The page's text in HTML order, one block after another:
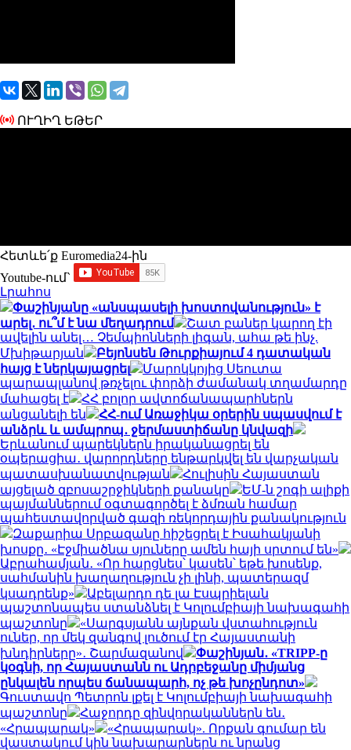
ՈՒՂԻՂ ԵԹԵՐ
Հետևե՛ք Euromedia24-ին
Youtube-ում`
Լրահոս
Փաշինյանը «անսպասելի խոստովանություն» է
արել․ ու՞մ է նա մեղադրում
Շատ բաներ կարող էի
ավելին անել… Չեմպիոնների լիգան, ահա թե ինչ.
Մխիթարյան
Բեյոնսեն Թուրքիայում 4 դատական
հայց է ներկայացրել
Մարոկկոյից Սեուտա
պարապլանով թռչելու փորձի ժամանակ տղամարդը
մահացել է
ՀՀ բոլոր ավտոճանապարհներն
անցանելի են
ՀՀ-ում Առաջիկա օրերին սպասվում է
անձրև և ամպրոպ․ ջերմաստիճանը կնվազի
Երևանում պարեկներն իրականացրել են
օպերացիա․ վարորդները ենթարկվել են վարչական
պատասխանատվության
Հուլիսին Հայաստան
այցելած զբոսաշրջիկների քանակը
ԵՄ-ն շոգի ալիքի
պայմաններում օգտագործել է ձմռան համար
պահեստավորված գազի ռեկորդային քանակություն
Զաքարիա Սրբազանը հիշեցրել է Իսահակյանի
խոսքը․ «Էջմիածնա սյուները ամեն հայի սրտում են»
Աբրահամյան․ «Որ հարցնես՝ կասեն՝ եթե խոսենք,
սահմանին խաղաղություն չի լինի, պատերազմ
կսադրենք»
Աբելարդո դե լա Էսպրիելան
պաշտոնապես ստանձնել է Կոլումբիայի նախագահի
պաշտոնը
«Սարգսյանն այնքան վստահություն
ուներ, որ մեկ զանգով լուծում էր Հայաստանի
խնդիրները»․ Շարմազանով
Փաշինյան․ «TRIPP-ը
կօգնի, որ Հայաստանն ու Ադրբեջանը միմյանց
ընկալեն որպես ճանապարհ, ոչ թե խոչընդոտ»
Գուստավո Պետրոն լքել է Կոլումբիայի նախագահի
պաշտոնը
Հաջորդը զինվորականներն են․
«Հրապարակ»
«Հրապարակ». Որքան գումար են
վաստակում կին նախարարներն ու նրանց